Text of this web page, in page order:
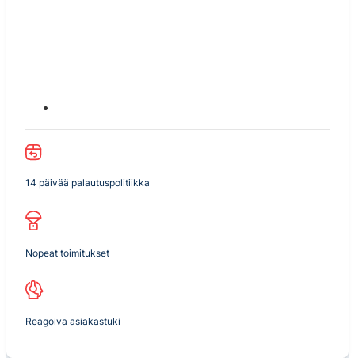
14 päivää palautuspolitiikka
Nopeat toimitukset
Reagoiva asiakastuki